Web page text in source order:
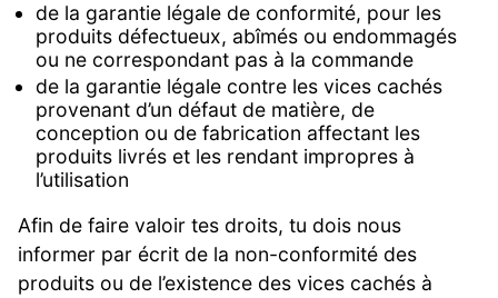
de la garantie légale de conformité, pour les
produits défectueux, abîmés ou endommagés
ou ne correspondant pas à la commande
de la garantie légale contre les vices cachés
provenant d’un défaut de matière, de
conception ou de fabrication affectant les
produits livrés et les rendant impropres à
l’utilisation
Afin de faire valoir tes droits, tu dois nous
informer par écrit de la non-conformité des
produits ou de l’existence des vices cachés à